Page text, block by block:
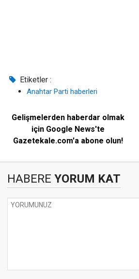
Etiketler :
Anahtar Parti haberleri
Gelişmelerden haberdar olmak
için Google News'te
Gazetekale.com'a abone olun!
HABERE YORUM KAT